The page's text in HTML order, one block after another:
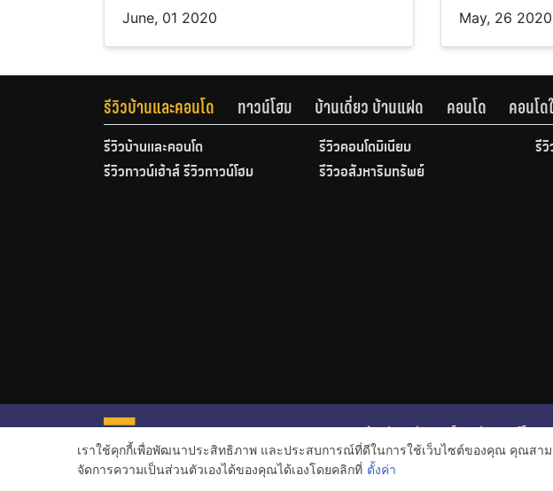
June, 01 2020 May, 26 2020
รีวิวบ้านและคอนโด ทาวน์โฮม บ้านเดี่ยว บ้านแฝด คอนโด คอนโ
รีวิวบ้านและคอนโด รีวิวคอนโดมิเนียม
รีวิ
รีวิวทาวน์เฮ้าส์ รีวิวทาวน์โฮม
รีวิวอสังหาริมทรัพย์
หน้าหลัก รีวิวคอนโด รีวิวทาวน์โฮม
ข่าวอสังหาริมทรัพย์
โปรโมชั่นบ้านและค
เราใช้คุกกี้เพื่อพัฒนาประสิทธิภาพ และประสบการณ์ที่ดีในการใช้เว็บไซต์ของคุณ คุณสาม
จัดการความเป็นส่วนตัวเองได้ของคุณได้เองโดยคลิกที่ ตั้งค่า